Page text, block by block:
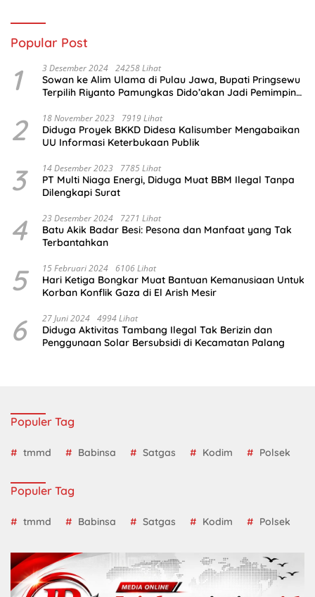
Popular Post
1 3 Desember 2024 24258 Lihat
Sowan ke Alim Ulama di Pulau Jawa, Bupati Pringsewu
Terpilih Riyanto Pamungkas Dido’akan Jadi Pemimpin
2 18 November 2023 7919 Lihat
Diduga Proyek BKKD Didesa Kalisumber Mengabaikan
UU Informasi Keterbukaan Publik
3 14 Desember 2023 7785 Lihat
PT Multi Niaga Energi, Diduga Muat BBM Ilegal Tanpa
Dilengkapi Surat
4 23 Desember 2024 7271 Lihat
Batu Akik Badar Besi: Pesona dan Manfaat yang Tak
Terbantahkan
5 15 Februari 2024 6106 Lihat
Hari Ketiga Bongkar Muat Bantuan Kemanusiaan Untuk
Korban Konflik Gaza di El Arish Mesir
6 27 Juni 2024 4994 Lihat
Diduga Aktivitas Tambang Ilegal Tak Berizin dan
Penggunaan Solar Bersubsidi di Kecamatan Palang
Populer Tag
tmmd Babinsa Satgas Kodim Polsek
Populer Tag
tmmd Babinsa Satgas Kodim Polsek